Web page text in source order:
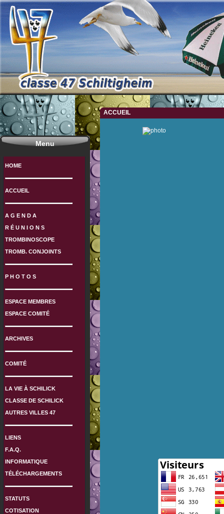
Menu
HOME
ACCUEIL
A G E N D A
R É U N I O N S
TROMBINOSCOPE
TROMB. CONJOINTS
P H O T O S
ESPACE MEMBRES
ESPACE COMITÉ
ARCHIVES
COMITÉ
LA VIE À SCHILICK
CLASSE DE SCHILICK
AUTRES VILLES 47
LIENS
F.A.Q.
INFORMATIQUE
TÉLÉCHARGEMENTS
STATUTS
COTISATION
ACCUEIL